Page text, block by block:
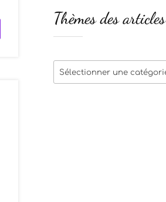
Thèmes des articles
Thèmes
des